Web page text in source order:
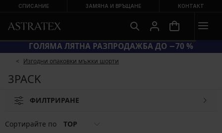
СПИСАНИЕ ЗАМЯНА И ВРЪЩАНЕ КОНТАКТ
ГОЛЯМА ЛЯТНА РАЗПРОДАЖБА ДО −70 %
Изгодни опаковки мъжки шорти
3PACK
ФИЛТРИРАНЕ
Сортирайте по TOP